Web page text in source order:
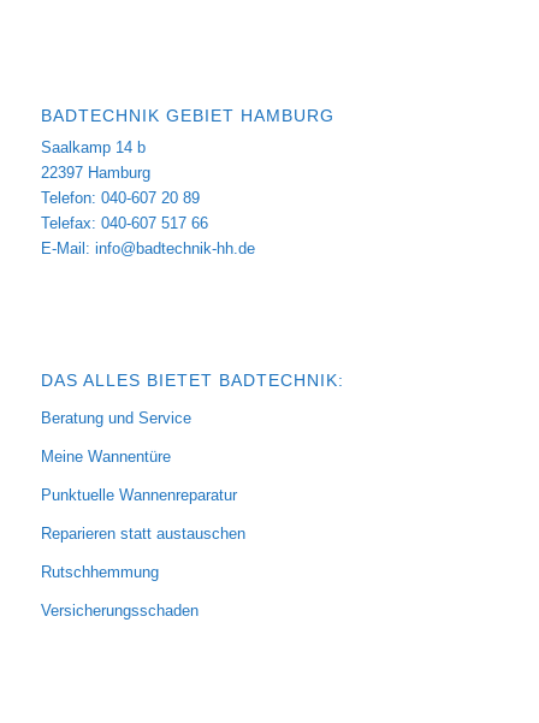
BADTECHNIK GEBIET HAMBURG
Saalkamp 14 b
22397 Hamburg
Telefon: 040-607 20 89
Telefax: 040-607 517 66
E-Mail: info@badtechnik-hh.de
DAS ALLES BIETET BADTECHNIK:
Beratung und Service
Meine Wannentüre
Punktuelle Wannenreparatur
Reparieren statt austauschen
Rutschhemmung
Versicherungsschaden